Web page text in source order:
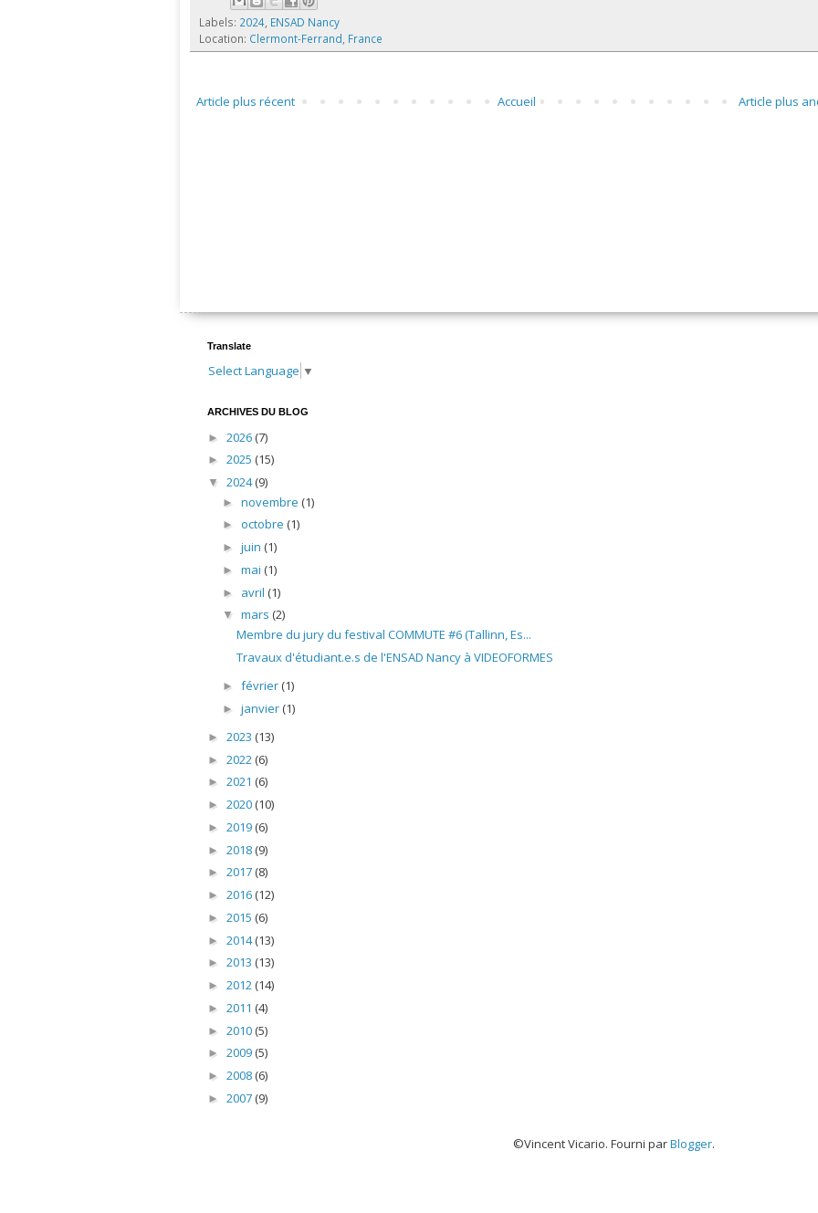
Labels: 2024 ENSAD Nancy
Location: Clermont-Ferrand, France
Article plus récent Article plus
Accueil
Translate
Select Language ▼
ARCHIVES DU BLOG
► 2026 (7)
► 2025 (15)
▼ 2024(9)
► novembre (1)
► octobre (1)
► juin (1)
► mai (1)
► avril (1)
▼ mars (2)
Membre du jury du festival COMMUTE #6 (Tallinn, Es...
Travaux d'étudiant.e.s de l'ENSAD Nancy à VIDEOFORMES
► février (1)
► janvier (1)
► 2023 (13)
► 2022 (6)
► 2021 (6)
► 2020 (10)
► 2019 (6)
► 2018 (9)
► 2017 (8)
► 2016 (12)
► 2015 (6)
► 2014(13)
► 2013 (13)
► 2012 (14)
► 2011 (4)
► 2010 (5)
► 2009 (5)
► 2008 (6)
► 2007 (9)
©Vincent Vicario. Fourni parBlogger.